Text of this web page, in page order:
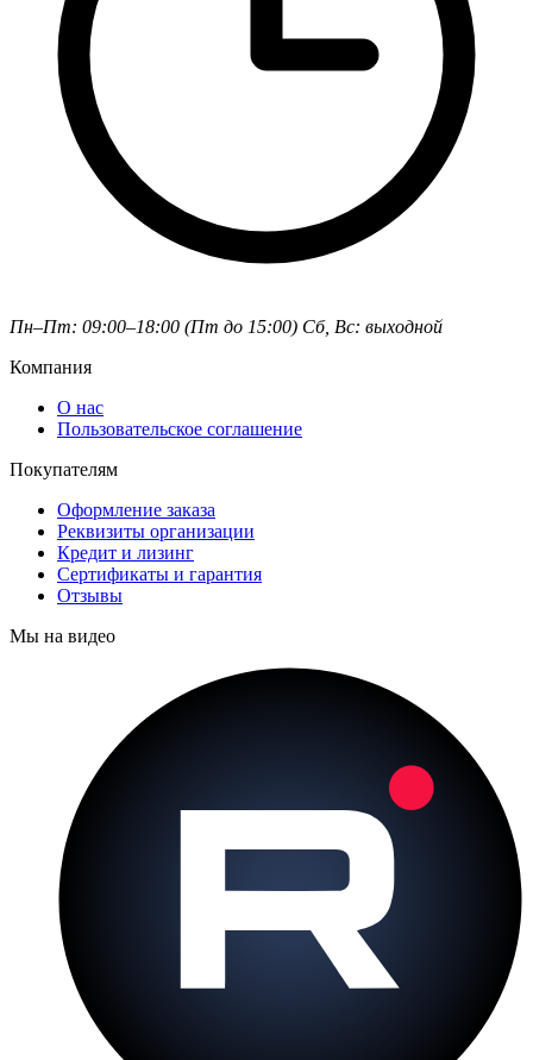
Пн–Пт: 09:00–18:00 (Пт до 15:00) Сб, Вс: выходной
Компания
О нас
Пользовательское соглашение
Покупателям
Оформление заказа
Реквизиты организации
Кредит и лизинг
Сертификаты и гарантия
Отзывы
Мы на видео